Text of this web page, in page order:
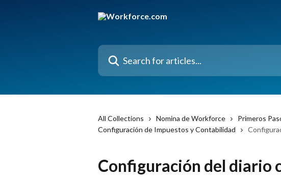
Search for articles...
All Collections Nomina de Workforce
Primeros
Configuración de Impuestos y Contabilidad
Configuración del diario